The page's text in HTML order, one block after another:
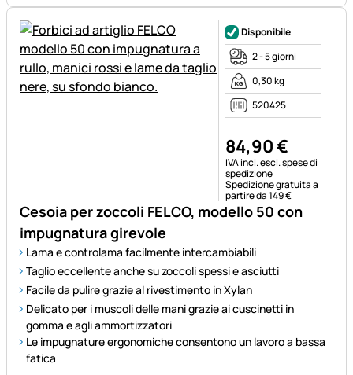
Cesoia per zoccoli FELCO, modello 50 con
impugnatura girevole
Lama e controlama facilmente intercambiabili
Taglio eccellente anche su zoccoli spessi e asciutti
Facile da pulire grazie al rivestimento in Xylan
Delicato per i muscoli delle mani grazie ai cuscinetti in
gomma e agli ammortizzatori
Le impugnature ergonomiche consentono un lavoro a bassa
fatica
Disponibile
2 - 5 giorni
0,30 kg
520425
84,90€
Informazioni fiscali:
IVA incl.escl. spese di
spedizione
Spedizione gratuita a
partire da 149 €